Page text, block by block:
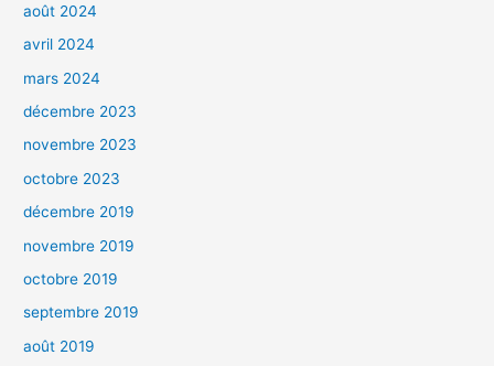
août 2024
avril 2024
mars 2024
décembre 2023
novembre 2023
octobre 2023
décembre 2019
novembre 2019
octobre 2019
septembre 2019
août 2019